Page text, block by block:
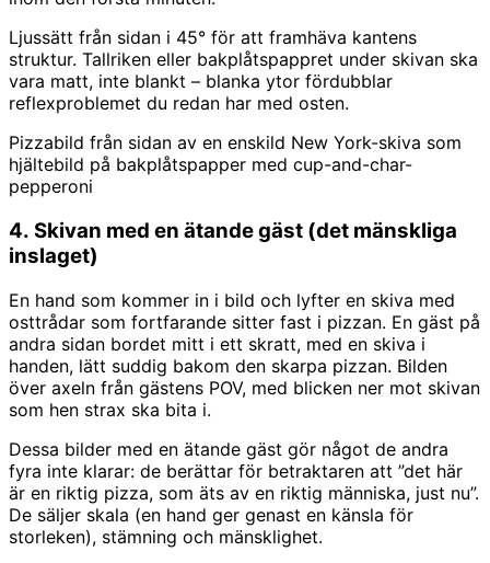
Ljussätt från sidan i 45° för att framhäva kantens
struktur. Tallriken eller bakplåtspappret under skivan ska
vara matt, inte blankt – blanka ytor fördubblar
reflexproblemet du redan har med osten.
Pizzabild från sidan av en enskild New York-skiva som
hjältebild på bakplåtspapper med cup-and-char-
pepperoni
4. Skivan med en ätande gäst (det mänskliga
inslaget)
En hand som kommer in i bild och lyfter en skiva med
osttrådar som fortfarande sitter fast i pizzan. En gäst på
andra sidan bordet mitt i ett skratt, med en skiva i
handen, lätt suddig bakom den skarpa pizzan. Bilden
över axeln från gästens POV, med blicken ner mot skivan
som hen strax ska bita i.
Dessa bilder med en ätande gäst gör något de andra
fyra inte klarar: de berättar för betraktaren att ”det här
är en riktig pizza, som äts av en riktig människa, just nu”.
De säljer skala (en hand ger genast en känsla för
storleken), stämning och mänsklighet.